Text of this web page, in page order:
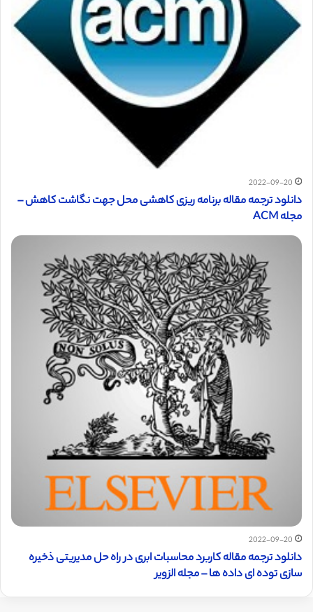
2022-09-20
دانلود ترجمه مقاله برنامه ریزی کاهشی محل‌ جهت نگاشت‌ کاهش –
مجله ACM
2022-09-20
دانلود ترجمه مقاله کاربرد محاسبات ابری در راه حل مدیریتی ذخیره
سازی توده ای داده ها – مجله الزویر